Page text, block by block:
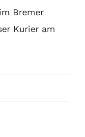
Bremer
Kurier am